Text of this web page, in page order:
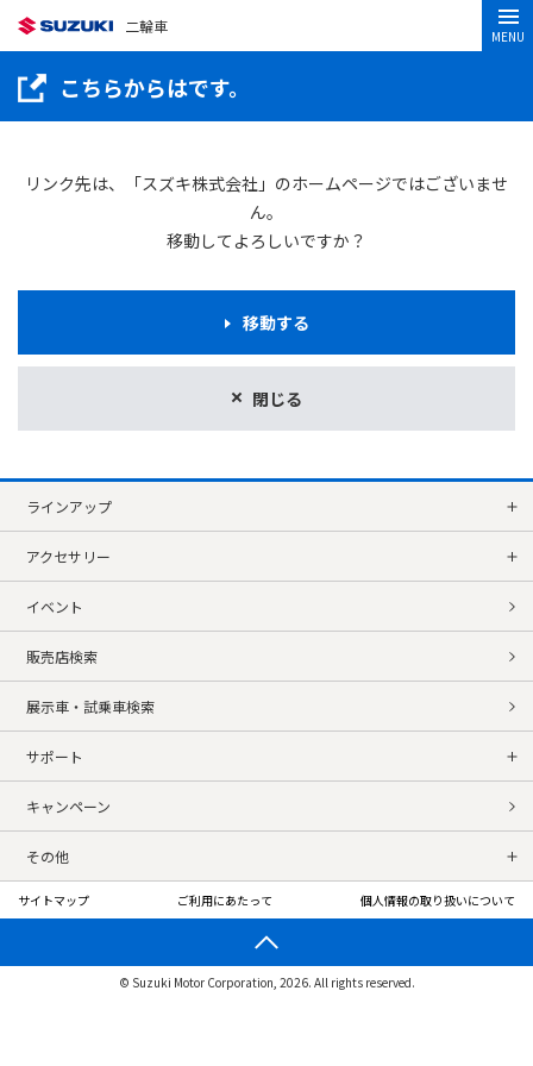
二輪車
MENU
こちらからはです。
リンク先は、「スズキ株式会社」のホームページではございませ
ん。
移動してよろしいですか？
閉じる
移動する
ラインアップ
アクセサリー
イベント
販売店検索
展示車・試乗車検索
サポート
キャンペーン
その他
サイトマップ ご利用にあたって 個人情報の取り扱いについて
© Suzuki Motor Corporation, 2026. All rights reserved.